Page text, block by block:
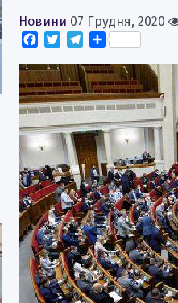
Новини 07 Грудня, 2020
Facebook
TwitterTelegram
Поділитися